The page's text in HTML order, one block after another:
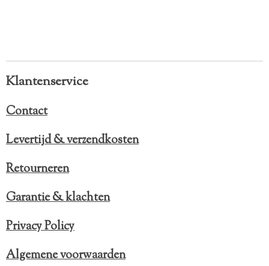
Klantenservice
Contact
Levertijd & verzendkosten
Retourneren
Garantie & klachten
Privacy Policy
Algemene voorwaarden